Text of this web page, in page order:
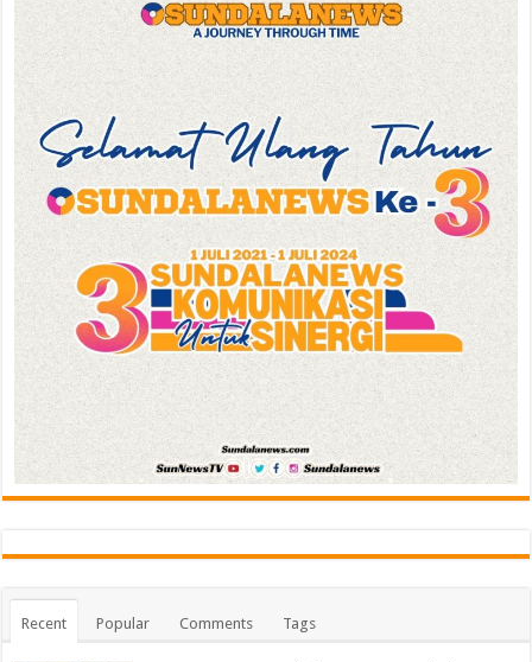
Recent Popular Comments Tags